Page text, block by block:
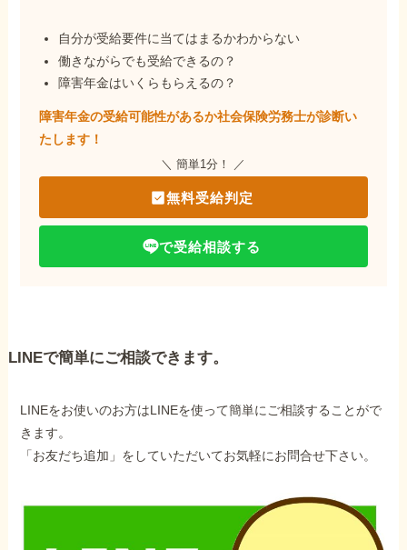
自分が受給要件に当てはまるかわからない
働きながらでも受給できるの？
障害年金はいくらもらえるの？
障害年金の受給可能性があるか社会保険労務士が診断い
たします！
＼ 簡単1分！ ／
無料受給判定
で受給相談する
LINEで簡単にご相談できます。
LINEをお使いのお方はLINEを使って簡単にご相談することがで
きます。
「お友だち追加」をしていただいてお気軽にお問合せ下さい。